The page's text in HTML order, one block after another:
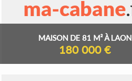
MAISON DE 81 M² À LAON
180 000 €